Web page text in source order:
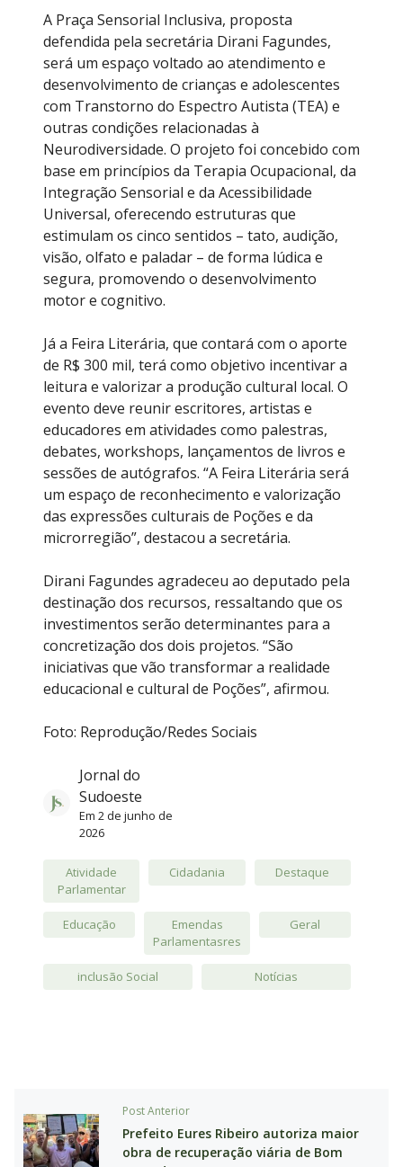
A Praça Sensorial Inclusiva, proposta
defendida pela secretária Dirani Fagundes,
será um espaço voltado ao atendimento e
desenvolvimento de crianças e adolescentes
com Transtorno do Espectro Autista (TEA) e
outras condições relacionadas à
Neurodiversidade. O projeto foi concebido com
base em princípios da Terapia Ocupacional, da
Integração Sensorial e da Acessibilidade
Universal, oferecendo estruturas que
estimulam os cinco sentidos – tato, audição,
visão, olfato e paladar – de forma lúdica e
segura, promovendo o desenvolvimento
motor e cognitivo.
Já a Feira Literária, que contará com o aporte
de R$ 300 mil, terá como objetivo incentivar a
leitura e valorizar a produção cultural local. O
evento deve reunir escritores, artistas e
educadores em atividades como palestras,
debates, workshops, lançamentos de livros e
sessões de autógrafos. “A Feira Literária será
um espaço de reconhecimento e valorização
das expressões culturais de Poções e da
microrregião”, destacou a secretária.
Dirani Fagundes agradeceu ao deputado pela
destinação dos recursos, ressaltando que os
investimentos serão determinantes para a
concretização dos dois projetos. “São
iniciativas que vão transformar a realidade
educacional e cultural de Poções”, afirmou.
Foto: Reprodução/Redes Sociais
Jornal do
Sudoeste
Em 2 de junho de
2026
Atividade
Parlamentar
Cidadania Destaque
Educação
Emendas
Parlamentasres
Geral
inclusão Social Notícias
Post Anterior
Prefeito Eures Ribeiro autoriza maior
obra de recuperação viária de Bom